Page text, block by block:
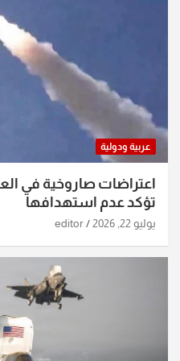
عربية ودولية
اعتراضات صاروخية في
تؤكد عدم استهدافها
يوليو 22, 2026 editor